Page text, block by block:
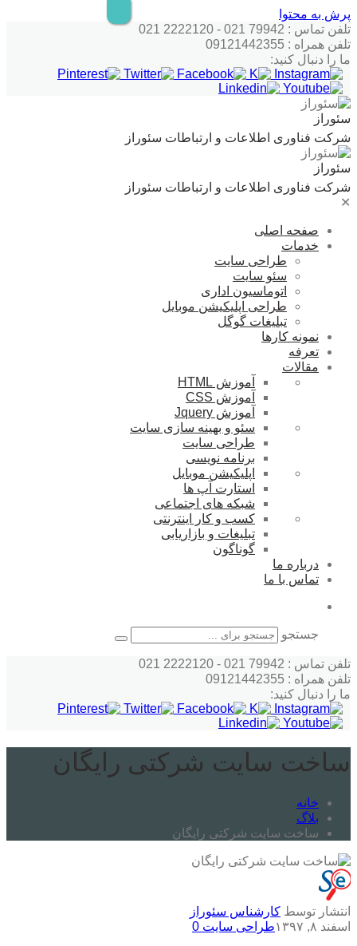
پرش به محتوا
تلفن تماس : 79942 021 - 2222120 021
تلفن همراه : 09121442355
ما را دنبال کنید:
سئوراز
شرکت فناوری اطلاعات و ارتباطات سئوراز
سئوراز
شرکت فناوری اطلاعات و ارتباطات سئوراز
✕
صفحه اصلی
خدمات
طراحی سایت
سئو سایت
اتوماسیون اداری
طراحی اپلیکیشن موبایل
تبلیغات گوگل
نمونه کارها
تعرفه
مقالات
آموزش HTML
آموزش CSS
آموزش Jquery
سئو و بهینه سازی سایت
طراحی سایت
برنامه نویسی
اپلیکیشن موبایل
استارت آپ ها
شبکه های اجتماعی
کسب و کار اینترنتی
تبلیغات و بازاریابی
گوناگون
درباره ما
تماس با ما
جستجو
تلفن تماس : 79942 021 - 2222120 021
تلفن همراه : 09121442355
ما را دنبال کنید:
ساخت سایت شرکتی رایگان
خانه
بلاگ
ساخت سایت شرکتی رایگان
انتشار توسط کارشناس سئوراز
اسفند ۸, ۱۳۹۷
طراحی سایت